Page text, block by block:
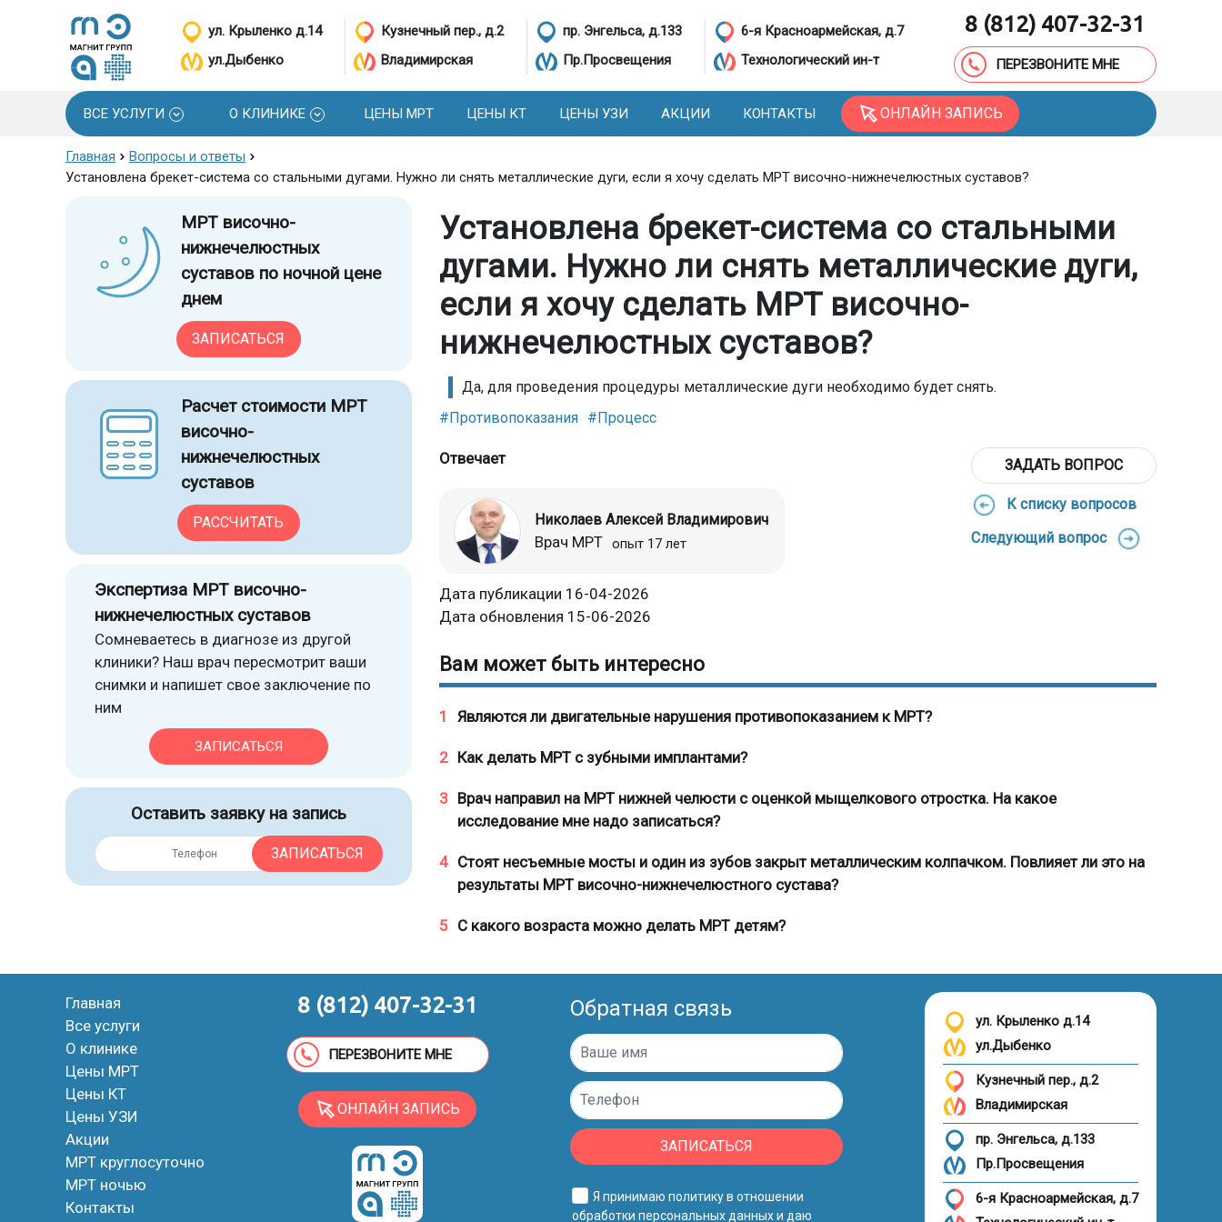
ул. Крыленко д.14
ул.Дыбенко
Кузнечный пер., д.2
Владимирская
пр. Энгельса, д.133
Пр.Просвещения
6-я Красноармейская, д.7
Технологический ин-т
8 (812) 407-32-31
ПЕРЕЗВОНИТЕ МНЕ
ВСЕ УСЛУГИ О КЛИНИКЕ ЦЕНЫ МРТ ЦЕНЫ КТ ЦЕНЫ УЗИ АКЦИИ КОНТАКТЫ ОНЛАЙН ЗАПИСЬ
Главная
Вопросы и ответы
Установлена брекет-система со стальными дугами. Нужно ли снять металлические дуги, если я хочу сделать МРТ височно-нижнечелюстных суставов?
МРТ височно-
нижнечелюстных
суставов по ночной цене
днем
ЗАПИСАТЬСЯ
Расчет стоимости МРТ
височно-
нижнечелюстных
суставов
РАССЧИТАТЬ
Экспертиза МРТ височно-
нижнечелюстных суставов
Сомневаетесь в диагнозе из другой
клиники? Наш врач пересмотрит ваши
снимки и напишет свое заключение по
ним
ЗАПИСАТЬСЯ
Оставить заявку на запись
ЗАПИСАТЬСЯ
Установлена брекет-система со стальными
дугами. Нужно ли снять металлические дуги,
если я хочу сделать МРТ височно-
нижнечелюстных суставов?
Да, для проведения процедуры металлические дуги необходимо будет снять.
#Противопоказания #Процесс
Отвечает
Николаев Алексей Владимирович
Врач МРТ опыт 17 лет
Дата публикации 16-04-2026
Дата обновления 15-06-2026
ЗАДАТЬ ВОПРОС
К списку вопросов
Следующий вопрос
Вам может быть интересно
1 Являются ли двигательные нарушения противопоказанием к МРТ?
2 Как делать МРТ с зубными имплантами?
3 Врач направил на МРТ нижней челюсти с оценкой мыщелкового отростка. На какое
исследование мне надо записаться?
4 Стоят несъемные мосты и один из зубов закрыт металлическим колпачком. Повлияет ли это на
результаты МРТ височно-нижнечелюстного сустава?
5 С какого возраста можно делать МРТ детям?
Главная
Все услуги
О клинике
Цены МРТ
Цены КТ
Цены УЗИ
Акции
МРТ круглосуточно
МРТ ночью
Контакты
8 (812) 407-32-31
ПЕРЕЗВОНИТЕ МНЕ
ОНЛАЙН ЗАПИСЬ
Обратная связь
ЗАПИСАТЬСЯ
Я принимаюполитику в отношении
обработки персональных данныхи даю
ул. Крыленко д.14
ул.Дыбенко
Кузнечный пер., д.2
Владимирская
пр. Энгельса, д.133
Пр.Просвещения
6-я Красноармейская, д.7